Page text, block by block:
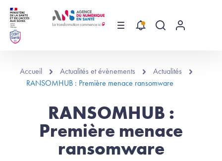
Aller au contenu principal
Menu Recherche
Menu
Accueil Actualités et évènements
Actualités
RANSOMHUB : Première menace ransomware
RANSOMHUB :
Première menace
ransomware